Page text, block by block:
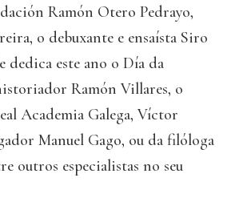
Ramón Otero Pedrayo,
o debuxante e ensaísta Siro
dedica este ano o Día da
Ramón Villares, o
Academia Galega, Víctor
Manuel Gago, ou da filóloga
outros especialistas no seu